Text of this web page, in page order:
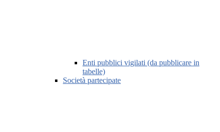
Enti pubblici vigilati (da pubblicare in
tabelle)
Società partecipate